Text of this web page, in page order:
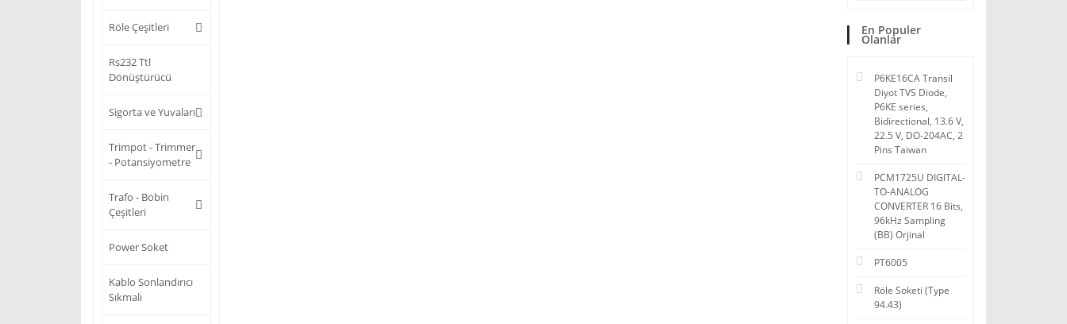
Röle Çeşitleri
Rs232 Ttl
Dönüştürücü
Sigorta ve Yuvaları
Trimpot - Trimmer
- Potansiyometre
Trafo - Bobin
Çeşitleri
Power Soket
Kablo Sonlandırıcı
Sıkmalı
En Populer
Olanlar
P6KE16CA Transil
Diyot TVS Diode,
P6KE series,
Bidirectional, 13.6 V,
22.5 V, DO-204AC, 2
Pins Taiwan
PCM1725U DIGITAL-
TO-ANALOG
CONVERTER 16 Bits,
96kHz Sampling
(BB) Orjinal
PT6005
Röle Soketi (Type
94.43)